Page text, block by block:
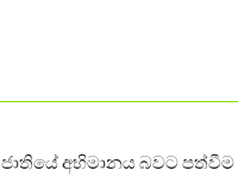
ජාතියේ අභිමානය බවට පත්වීම